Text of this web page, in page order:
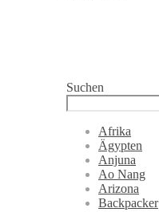
Suchen
Afrika
Ägypten
Anjuna
Ao Nang
Arizona
Backpacker